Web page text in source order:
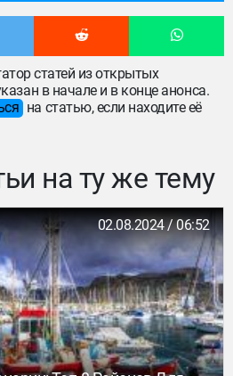
статей из открытых
в начале и в конце анонса.
на статью, если находите её
на ту же тему
02.08.2024 / 06:52